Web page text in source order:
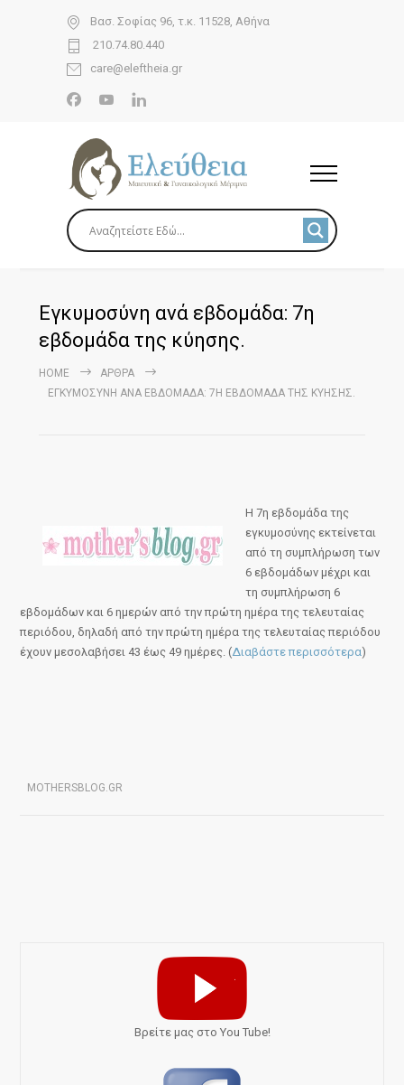
Βασ. Σοφίας 96, τ.κ. 11528, Αθήνα
210.74.80.440
care@eleftheia.gr
Εγκυμοσύνη ανά εβδομάδα: 7η
εβδομάδα της κύησης.
HOME
ΆΡΘΡΑ
ΕΓΚΥΜΟΣΎΝΗ ΑΝΆ ΕΒΔΟΜΆΔΑ: 7Η ΕΒΔΟΜΆΔΑ ΤΗΣ ΚΎΗΣΗΣ.
Η 7η εβδομάδα της
εγκυμοσύνης εκτείνεται
από τη συμπλήρωση των
6 εβδομάδων μέχρι και
τη συμπλήρωση 6
εβδομάδων και 6 ημερών από την πρώτη ημέρα της τελευταίας
περιόδου, δηλαδή από την πρώτη ημέρα της τελευταίας περιόδου
έχουν μεσολαβήσει 43 έως 49 ημέρες. (Διαβάστε περισσότερα)
MOTHERSBLOG.GR
Bρείτε μας στο You Tube!